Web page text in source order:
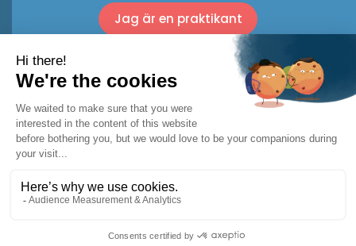
Jag är en praktikant
Jag är en professionell
Juridiska anmärkningar